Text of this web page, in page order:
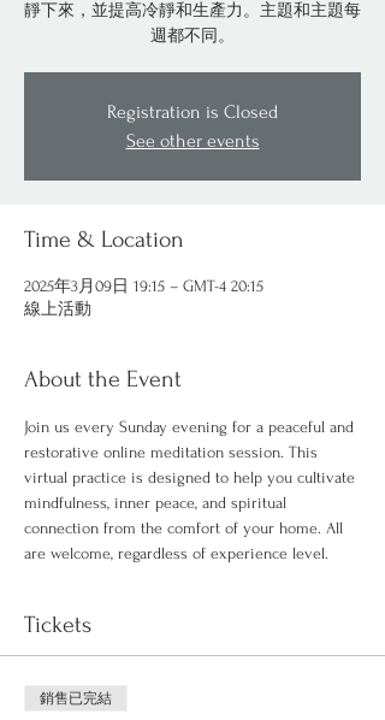
靜下來，並提高冷靜和生產力。主題和主題每
週都不同。
Registration is Closed
See other events
Time & Location
2025年3月09日 19:15 – GMT-4 20:15
線上活動
About the Event
Join us every Sunday evening for a peaceful and
restorative online meditation session. This
virtual practice is designed to help you cultivate
mindfulness, inner peace, and spiritual
connection from the comfort of your home. All
are welcome, regardless of experience level.
Tickets
銷售已完結